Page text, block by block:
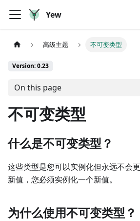
Yew
高级主题 不可变类型
Version: 0.23
On this page
不可变类型
什么是不可变类型？
这些类型是您可以实例化但永远不会
新值，您必须实例化一个新值。
为什么使用不可变类型？